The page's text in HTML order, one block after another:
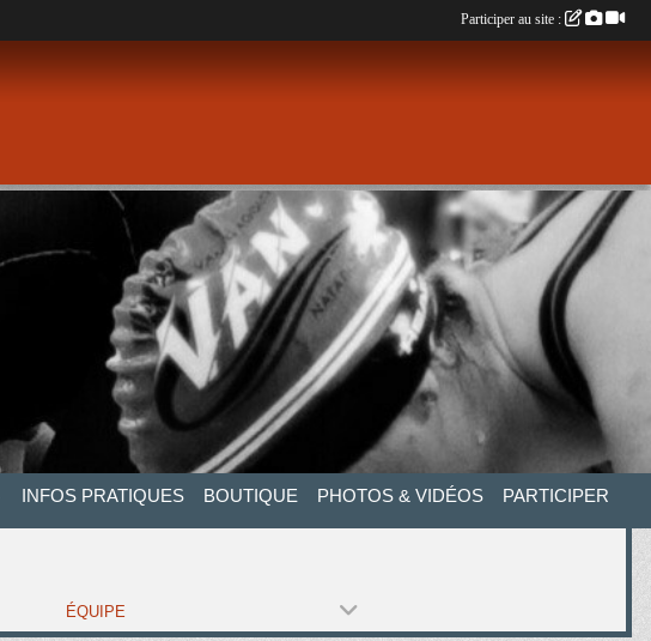
INFOS PRATIQUES BOUTIQUE PHOTOS & VIDÉOS PARTICIPER
ÉQUIPE
Participer au site :